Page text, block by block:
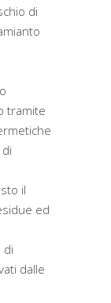
di
tramite
il
ed
di
dalle